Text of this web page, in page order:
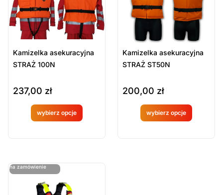
Kamizelka asekuracyjna
STRAŻ 100N
237,00 zł
wybierz opcje
Produkt
na
zamówien
Kamizelka asekuracyjna
STRAŻ ST50N
200,00 zł
wybierz opcje
Produkt
na zamówienie
ostatnie sztuki